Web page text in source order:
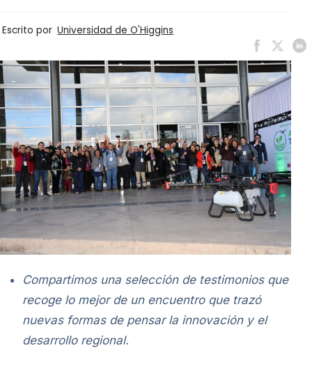
Escrito por Universidad de O'Higgins
Compartimos una selección de testimonios que
recoge lo mejor de un encuentro que trazó
nuevas formas de pensar la innovación y el
desarrollo regional.